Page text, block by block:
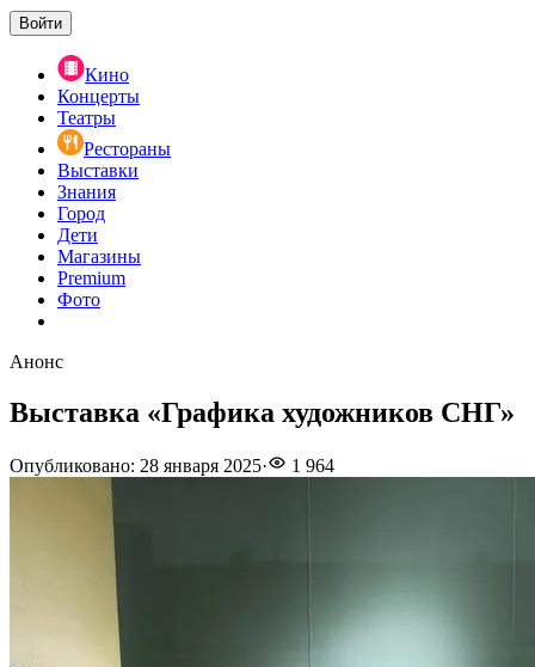
Войти
Кино
Концерты
Театры
Рестораны
Выставки
Знания
Город
Дети
Магазины
Premium
Фото
Анонс
Выставка «Графика художников СНГ»
Опубликовано: 28 января 2025· 1 964